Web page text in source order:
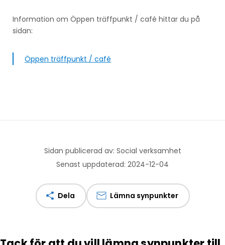
Information om Öppen träffpunkt / café hittar du på
sidan:
Öppen träffpunkt / café
Sidan publicerad av: Social verksamhet
Senast uppdaterad: 2024-12-04
Dela Lämna synpunkter